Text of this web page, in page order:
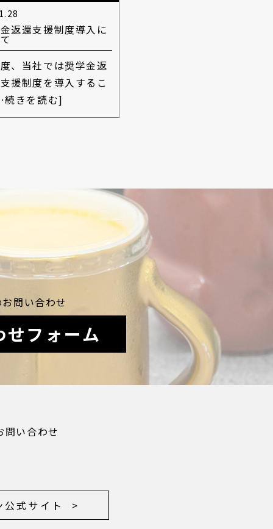
返還支援制度導入に
、当社では奨学金返
援制度を導入するこ
きを読む]
問い合わせ
フォーム
問い合わせ
公式サイト >